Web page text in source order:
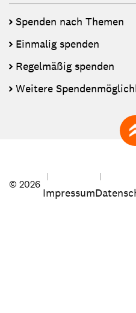
Spenden nach Themen
Einmalig spenden
Regelmäßig spenden
Weitere
© 2026
Impressum